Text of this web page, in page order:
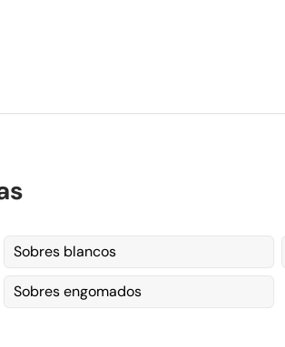
Sobres blancos
Sobres engomados